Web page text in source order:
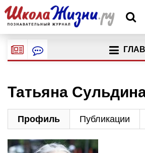
Татьяна
Профиль Публикации